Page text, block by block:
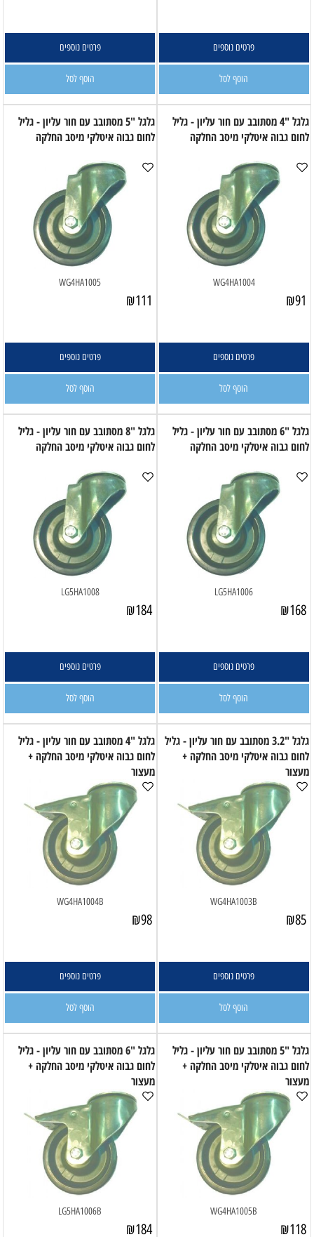
פרטים נוספים
הוסף לסל
פרטים נוספים
הוסף לסל
גלגל "4 מסתובב עם חור עליון - גליל
לחום גבוה איטלקי מיסב החלקה
WG4HA1004
₪91
פרטים נוספים
הוסף לסל
גלגל "5 מסתובב עם חור עליון - גליל
לחום גבוה איטלקי מיסב החלקה
WG4HA1005
₪111
פרטים נוספים
הוסף לסל
גלגל "6 מסתובב עם חור עליון - גליל
לחום גבוה איטלקי מיסב החלקה
LG5HA1006
₪168
פרטים נוספים
הוסף לסל
גלגל "8 מסתובב עם חור עליון - גליל
לחום גבוה איטלקי מיסב החלקה
LG5HA1008
₪184
פרטים נוספים
הוסף לסל
גלגל "3.2 מסתובב עם חור עליון - גליל
לחום גבוה איטלקי מיסב החלקה +
מעצור
WG4HA1003B
₪85
פרטים נוספים
הוסף לסל
גלגל "4 מסתובב עם חור עליון - גליל
לחום גבוה איטלקי מיסב החלקה +
מעצור
WG4HA1004B
₪98
פרטים נוספים
הוסף לסל
גלגל "5 מסתובב עם חור עליון - גליל
לחום גבוה איטלקי מיסב החלקה +
מעצור
WG4HA1005B
₪118
גלגל "6 מסתובב עם חור עליון - גליל
לחום גבוה איטלקי מיסב החלקה +
מעצור
LG5HA1006B
₪184